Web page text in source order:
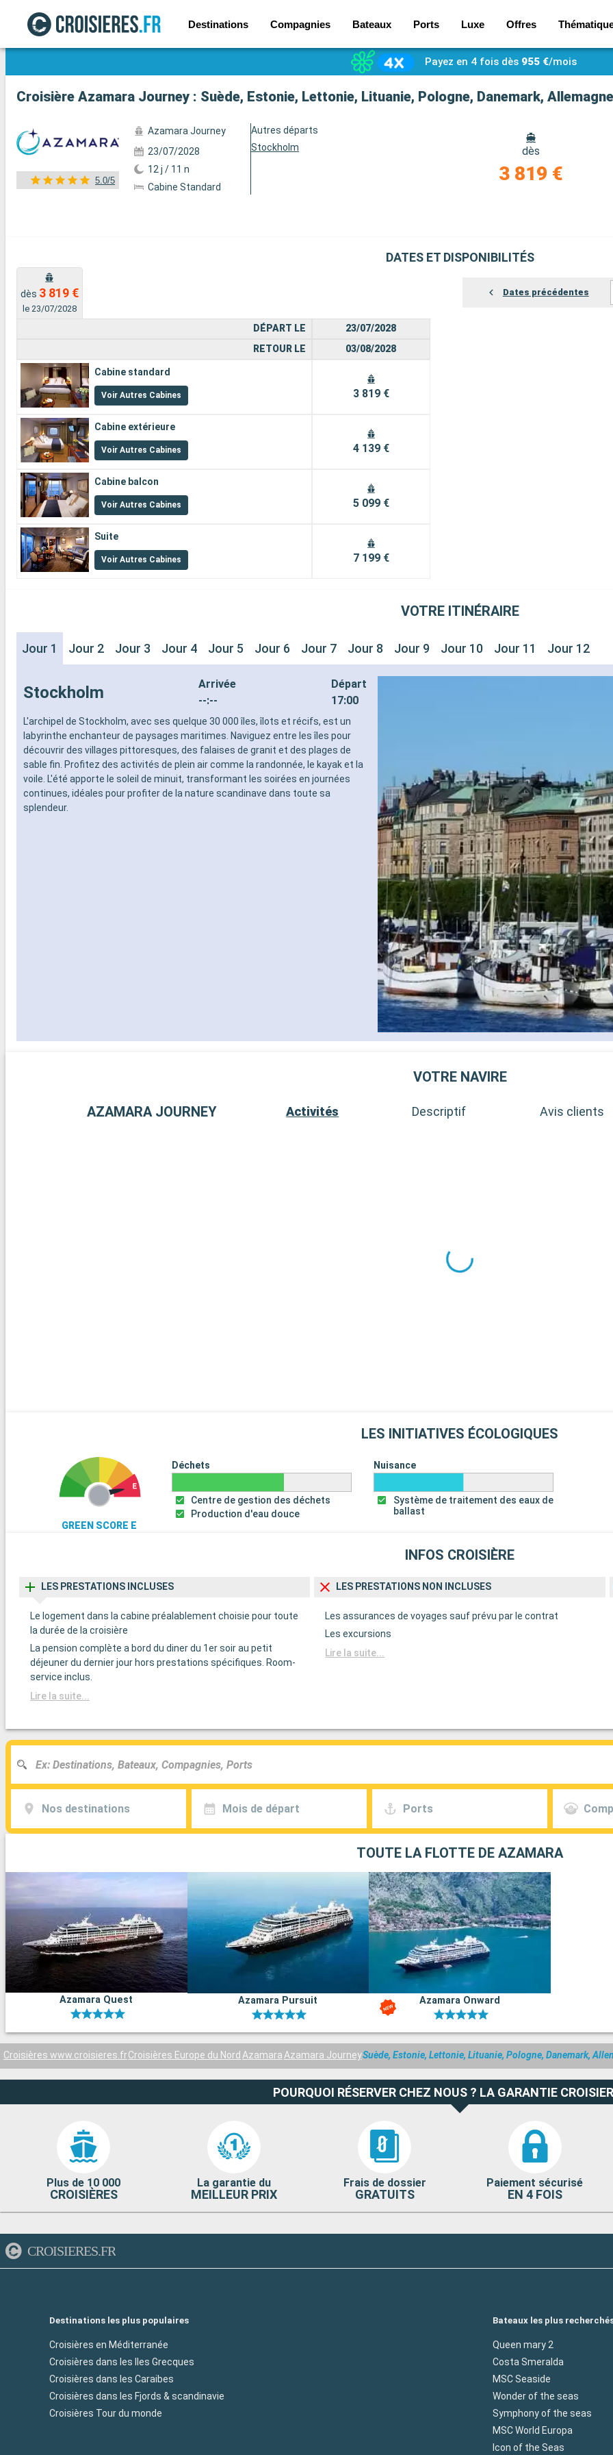
Destinations Compagnies Bateaux Ports Luxe Offres
Voir les 30 autres photos
Payez en 4 fois dès 955 €/mois
Croisière Azamara Journey : Suède, Estonie, Lettonie, Lituanie, Pologne, Danemark,
5.0/5
Azamara Journey
23/07/2028
12 j / 11 n
Cabine Standard
Autres départs
Stockholm
dès
3 819 €
DATES ET DISPONIBILITÉS
dès 3 819 €
le 23/07/2028
Dates précédentes
DÉPART LE
RETOUR LE
Cabine standard
Voir Autres Cabines
Cabine extérieure
Voir Autres Cabines
Cabine balcon
Voir Autres Cabines
Suite
Voir Autres Cabines
23/07/2028
03/08/2028
3 819 €
4 139 €
5 099 €
7 199 €
VOTRE ITINÉRAIRE
Jour 1 Jour 2 Jour 3 Jour 4 Jour 5 Jour 6 Jour 7 Jour 8 Jour 9 Jour 10 Jour 11 Jour 12
Stockholm
Arrivée
--:--
Départ
17:00
L'archipel de Stockholm, avec ses quelque 30 000 îles, îlots et récifs, est un
labyrinthe enchanteur de paysages maritimes. Naviguez entre les îles pour
découvrir des villages pittoresques, des falaises de granit et des plages de
sable fin. Profitez des activités de plein air comme la randonnée, le kayak et la
voile. L'été apporte le soleil de minuit, transformant les soirées en journées
continues, idéales pour profiter de la nature scandinave dans toute sa
splendeur.
VOTRE NAVIRE
AZAMARA JOURNEY Activités Descriptif Avis clients
LES INITIATIVES ÉCOLOGIQUES
GREEN SCORE E
Déchets
Centre de gestion des déchets
Production d'eau douce
Nuisance
Système de traitement des eaux de
ballast
INFOS CROISIÈRE
LES PRESTATIONS INCLUSES
Le logement dans la cabine préalablement choisie pour toute
la durée de la croisière
La pension complète a bord du diner du 1er soir au petit
déjeuner du dernier jour hors prestations spécifiques. Room-
service inclus.
Lire la suite...
LES PRESTATIONS NON INCLUSES
Les assurances de voyages sauf prévu par le contrat
Les excursions
Lire la suite...
Nos destinations Mois de départ Ports
TOUTE LA FLOTTE DE AZAMARA
Azamara Quest Azamara Pursuit Azamara Onward
Croisières www.croisieres.frCroisières Europe du Nord Azamara Azamara JourneySuède, Estonie, Lettonie, Lituanie, Pologne, Danemark,
POURQUOI RÉSERVER CHEZ NOUS ? LA GARANTIE
Plus de 10 000
CROISIÈRES
La garantie du
MEILLEUR PRIX
Frais de dossier
GRATUITS
Paiement sécurisé
EN 4 FOIS
CROISIERES.FR
Destinations les plus populaires
Croisières en Méditerranée
Croisières dans les Iles Grecques
Croisières dans les Caraibes
Croisières dans les Fjords & scandinavie
Croisières Tour du monde
Bateaux les plus
Queen mary 2
Costa Smeralda
MSC Seaside
Wonder of the seas
Symphony of the seas
MSC World Europa
Icon of the Seas